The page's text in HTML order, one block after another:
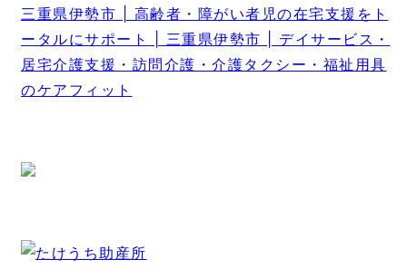
三重県伊勢市 | 高齢者・障がい者児の在宅支援をト
ータルにサポート | 三重県伊勢市 | デイサービス・
居宅介護支援・訪問介護・介護タクシー・福祉用具
のケアフィット